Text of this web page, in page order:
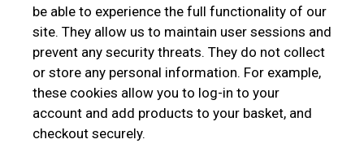
be able to experience the full functionality of our
site. They allow us to maintain user sessions and
prevent any security threats. They do not collect
or store any personal information. For example,
these cookies allow you to log-in to your
account and add products to your basket, and
checkout securely.